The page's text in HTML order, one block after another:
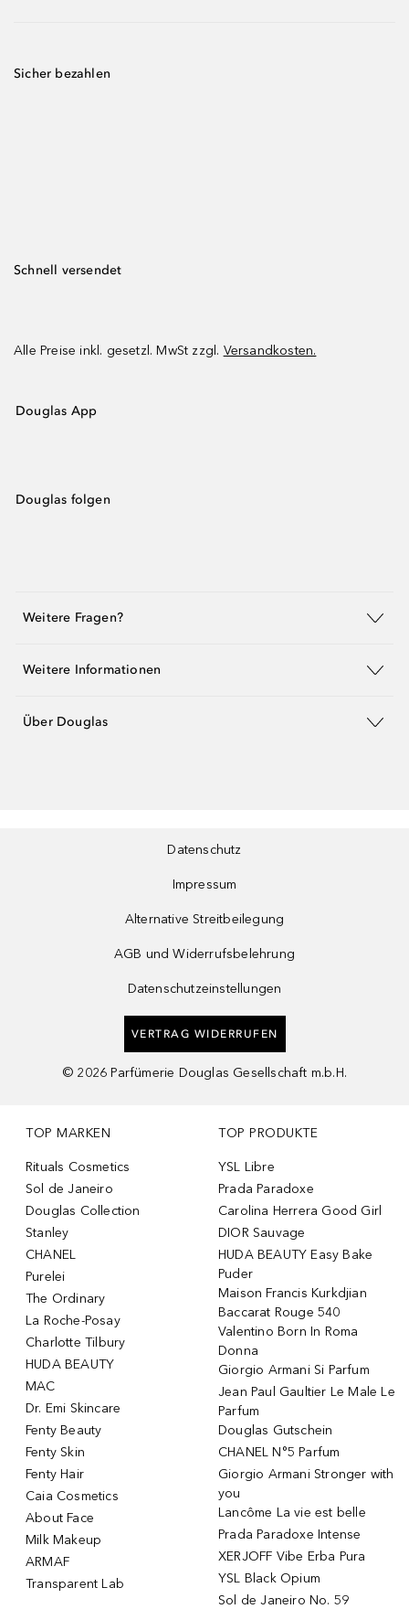
Sicher bezahlen
Schnell versendet
Alle Preise inkl. gesetzl. MwSt zzgl. Versandkosten.
Douglas App
Douglas folgen
Weitere Fragen?
Weitere Informationen
Über Douglas
Datenschutz
Impressum
Alternative Streitbeilegung
AGB und Widerrufsbelehrung
Datenschutzeinstellungen
VERTRAG WIDERRUFEN
© 2026 Parfümerie Douglas Gesellschaft m.b.H.
TOP MARKEN
Rituals Cosmetics
Sol de Janeiro
Douglas Collection
Stanley
CHANEL
Purelei
The Ordinary
La Roche-Posay
Charlotte Tilbury
HUDA BEAUTY
MAC
Dr. Emi Skincare
Fenty Beauty
Fenty Skin
Fenty Hair
Caia Cosmetics
About Face
Milk Makeup
ARMAF
Transparent Lab
TOP PRODUKTE
YSL Libre
Prada Paradoxe
Carolina Herrera Good Girl
DIOR Sauvage
HUDA BEAUTY Easy Bake
Puder
Maison Francis Kurkdjian
Baccarat Rouge 540
Valentino Born In Roma
Donna
Giorgio Armani Si Parfum
Jean Paul Gaultier Le Male Le
Parfum
Douglas Gutschein
CHANEL N°5 Parfum
Giorgio Armani Stronger with
you
Lancôme La vie est belle
Prada Paradoxe Intense
XERJOFF Vibe Erba Pura
YSL Black Opium
Sol de Janeiro No. 59